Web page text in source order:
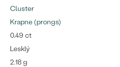
Cluster
Krapne (prongs)
0.49 ct
Lesklý
2.18 g